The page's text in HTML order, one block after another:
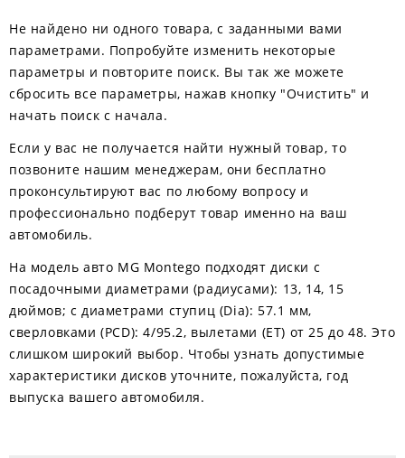
Не найдено ни одного товара, с заданными вами
параметрами. Попробуйте изменить некоторые
параметры и повторите поиск. Вы так же можете
сбросить все параметры, нажав кнопку "Очистить" и
начать поиск с начала.
Если у вас не получается найти нужный товар, то
позвоните нашим менеджерам, они бесплатно
проконсультируют вас по любому вопросу и
профессионально подберут товар именно на ваш
автомобиль.
На модель авто MG Montego подходят диски с
посадочными диаметрами (радиусами): 13, 14, 15
дюймов; с диаметрами ступиц (Dia): 57.1 мм,
сверловками (PCD): 4/95.2, вылетами (ЕТ) от 25 до 48. Это
слишком широкий выбор. Чтобы узнать допустимые
характеристики дисков уточните, пожалуйста, год
выпуска вашего автомобиля.